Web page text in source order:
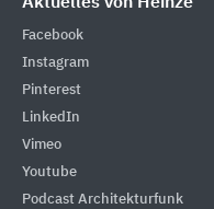
Aktuelles von Heinze
Facebook
Instagram
Pinterest
LinkedIn
Vimeo
Youtube
Podcast Architekturfunk